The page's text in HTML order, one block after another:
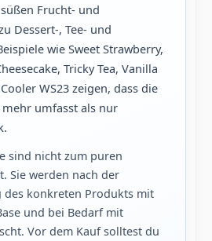
Frucht- und
Dessert-, Tee- und
wie Sweet Strawberry,
Tricky Tea, Vanilla
WS23 zeigen, dass die
umfasst als nur
sind nicht zum puren
Sie werden nach der
des konkreten Produkts mit
und bei Bedarf mit
Vor dem Kauf solltest du